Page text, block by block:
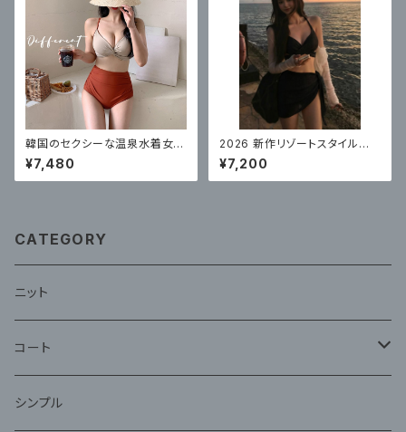
韓国のセクシーな温泉水着女性
のための 新しいスプリットハイ
ウエストビキニ
¥7,480
2026 新作リゾートスタイル水
着レディースビキニ高品質スパ
ロングスカートセクシー 3 点
セット
¥7,200
CATEGORY
ニット
コート
ファー
シンプル